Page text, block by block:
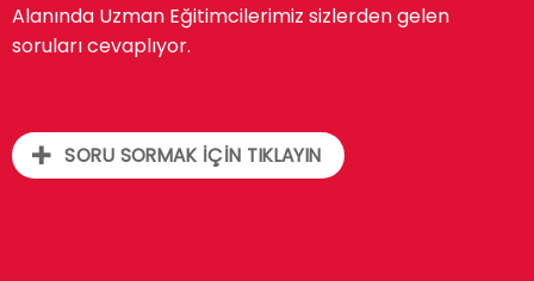
Alanında Uzman Eğitimcilerimiz sizlerden gelen
soruları cevaplıyor.
SORU SORMAK İÇİN TIKLAYIN